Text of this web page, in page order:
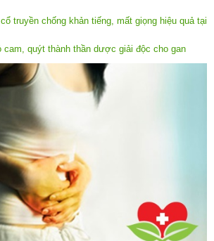
truyền chống khản tiếng, mất giọng hiệu quả tại
cam, quýt thành thần dược giải độc cho gan